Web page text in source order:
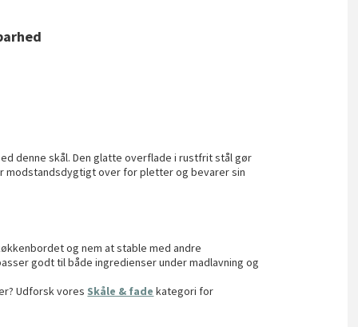
denne skål. Den glatte overflade i rustfrit stål gør
modstandsdygtigt over for pletter og bevarer sin
og nem at stable med andre
godt til både ingredienser under madlavning og
Udforsk vores Skåle & fade kategori for